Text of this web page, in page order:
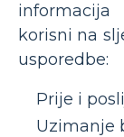
korisni na
usporedbe:
Prije i
Uzimanje